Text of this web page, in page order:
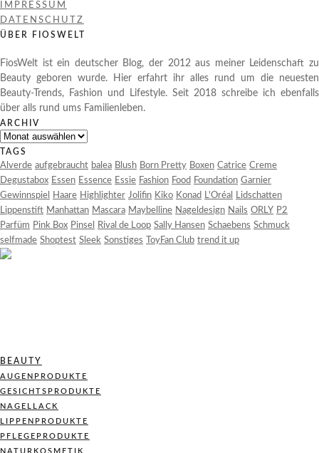
IMPRESSUM
DATENSCHUTZ
ÜBER FIOSWELT
FiosWelt ist ein deutscher Blog, der 2012 aus meiner Leidenschaft zu
Beauty geboren wurde. Hier erfahrt ihr alles rund um die neuesten
Beauty-Trends, Fashion und Lifestyle. Seit 2018 schreibe ich ebenfalls
über alls rund ums Familienleben.
ARCHIV
Archiv
TAGS
Alverde aufgebraucht balea Blush Born Pretty Boxen Catrice Creme
Degustabox Essen Essence Essie Fashion Food Foundation Garnier
Gewinnspiel
Haare Highlighter Jolifin Kiko Konad L'Oréal
Lidschatten
Lippenstift Manhattan Mascara Maybelline Nageldesign Nails ORLY P2
Parfüm Pink Box Pinsel Rival de Loop Sally Hansen Schaebens Schmuck
selfmade Shoptest Sleek Sonstiges ToyFan Club trend it up
BEAUTY
AUGENPRODUKTE
GESICHTSPRODUKTE
NAGELLACK
LIPPENPRODUKTE
PFLEGEPRODUKTE
NATURKOSMETIK